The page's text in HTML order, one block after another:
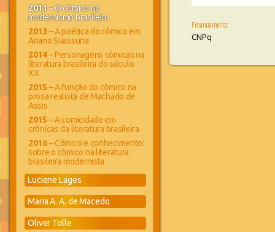
2011– O cômico no
modernismo brasileiro
2013 – A poética do cômico em
Ariano Suassuna
2014– Personagens cômicas na
literatura brasileira do século
XX
2015 – A função do cômico na
prosa realista de Machado de
Assis
2015 – A comicidade em
crônicas da literatura brasileira
2016– Cômico e conhecimento:
sobre o cômico na literatura
brasileira modernista
Luciene Lages
Maria A. A. de Macedo
Oliver Tolle
Financiamento:
CNPq